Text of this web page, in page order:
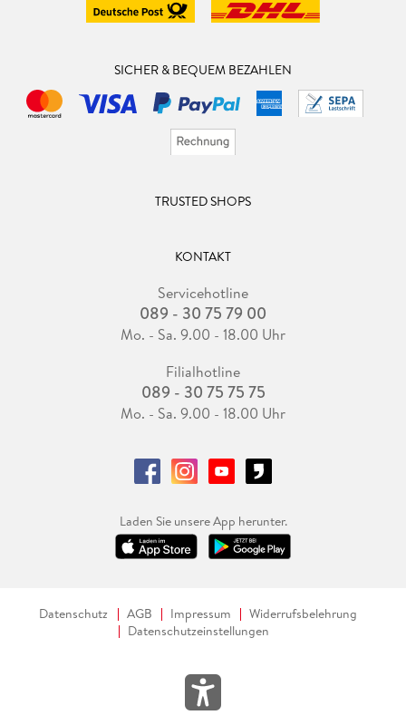
SICHER & BEQUEM BEZAHLEN
TRUSTED SHOPS
KONTAKT
Servicehotline
089 - 30 75 79 00
Mo. - Sa. 9.00 - 18.00 Uhr
Filialhotline
089 - 30 75 75 75
Mo. - Sa. 9.00 - 18.00 Uhr
Laden Sie unsere App herunter.
Datenschutz AGB Impressum
Widerrufsbelehrung
Datenschutzeinstellungen